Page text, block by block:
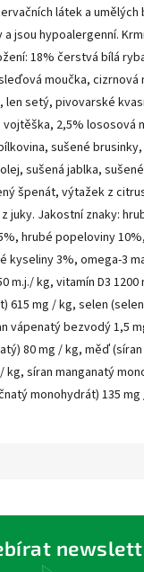
látek a umělých
jsou hypoalergenní.
18% čerstvá bílá
moučka, cizrnová
len setý, pivovarské
2,5% lososová
sušené
sušená jablka,
špenát, výtažek z
juky. Jakostní znaky:
hrubé popeloviny
kyseliny 3%, omega-3
m.j./ kg, vitamín D3 1200
615 mg / kg, selen
vápenatý bezvodý 1,5
80 mg / kg, měď
kg, síran manganatý
monohydrát) 135